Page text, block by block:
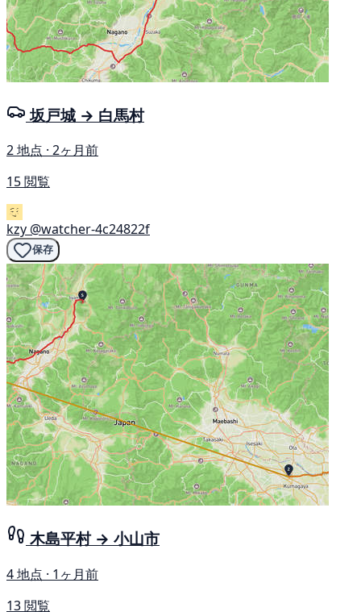
坂戸城 → 白馬村
2 地点 · 2ヶ月前
15 閲覧
kzy @watcher-4c24822f
保存
木島平村 → 小山市
4 地点 · 1ヶ月前
13 閲覧